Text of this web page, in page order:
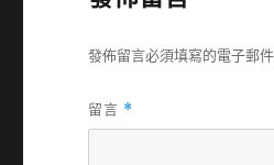
發佈留言必須填寫的電子郵
留言 *